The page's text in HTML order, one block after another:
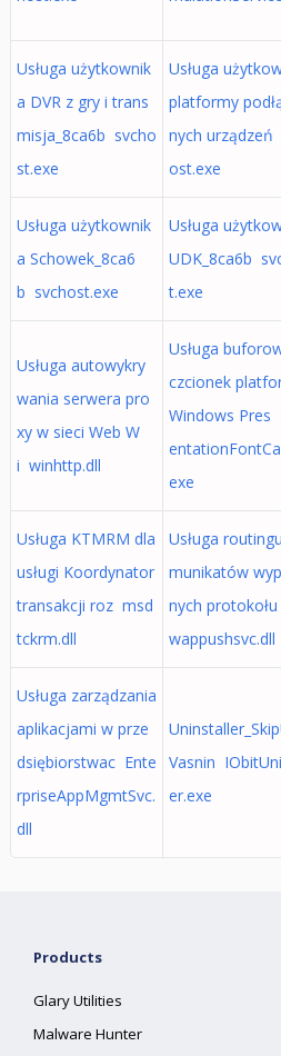
Usługa użytkownik
a DVR z gry i trans
misja_8ca6b svcho
st.exe
Usługa
platformy
nych urządzeń
ost.exe
Usługa użytkownik
a Schowek_8ca6
b svchost.exe
Usługa
UDK_8ca6b
t.exe
Usługa autowykry
wania serwera pro
xy w sieci Web W
i winhttp.dll
Usługa
czcionek
Windows Pres
exe
Usługa KTMRM dla
usługi Koordynator
transakcji roz msd
tckrm.dll
Usługa
munikatów
nych
wappushsvc.dll
Usługa zarządzania
aplikacjami w prze
dsiębiorstwac Ente
rpriseAppMgmtSvc.
dll
Vasnin
er.exe
Products
Glary Utilities
Malware Hunter